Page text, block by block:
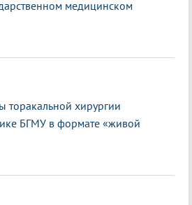
медицинском
торакальной хирургии
БГМУ в формате «живой